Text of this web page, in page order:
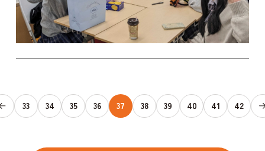
33 34 35 36 37 38 39 40 41 42